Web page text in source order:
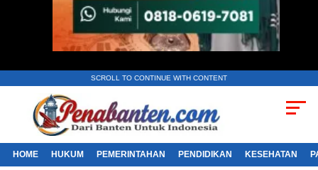
SCROLL TO CONTINUE WITH CONTENT
HOME HUKUM PEMERINTAHAN PENDIDIKAN KESEHATAN